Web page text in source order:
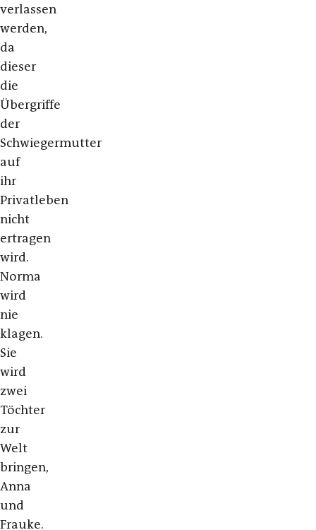
verlassen
werden,
da
dieser
die
Übergriffe
der
Schwiegermutter
auf
ihr
Privatleben
nicht
ertragen
wird.
Norma
wird
nie
klagen.
Sie
wird
zwei
Töchter
zur
Welt
bringen,
Anna
und
Frauke.